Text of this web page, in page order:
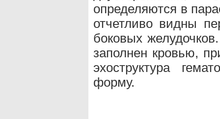
определяются в
отчетливо видны
боковых
заполнен кровью,
эхоструктура
форму.